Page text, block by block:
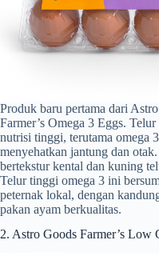
Produk baru pertama dari
Farmer’s Omega 3 Eggs.
nutrisi tinggi, terutama omega
menyehatkan jantung dan
bertekstur kental dan kuning
Telur tinggi omega 3 ini
peternak lokal, dengan
pakan ayam berkualitas.
2. Astro Goods Farmer’s Low